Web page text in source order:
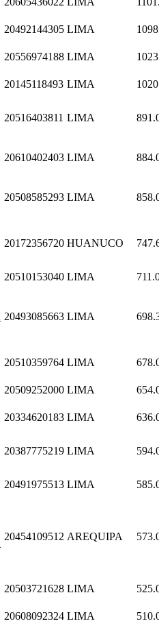
20492144305 LIMA
20556974188 LIMA
20145118493 LIMA
20516403811 LIMA
20610402403 LIMA
20508585293 LIMA
20172356720 HUANUCO
20510153040 LIMA
20493085663 LIMA
20510359764 LIMA
20509252000 LIMA
20334620183 LIMA
20387775219 LIMA
20491975513 LIMA
20454109512 AREQUIPA
20503721628 LIMA
20608092324 LIMA